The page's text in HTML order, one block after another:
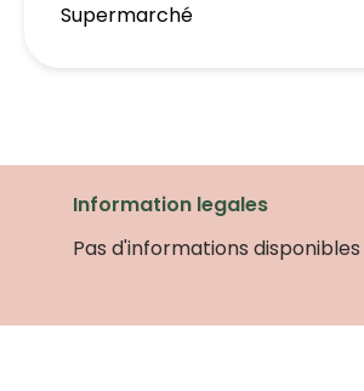
Supermarché
Information legales
Pas d'informations disponibles